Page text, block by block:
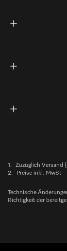
1.
Zuzüglich Versand
2.
Preise inkl. MwSt
Technische
Richtigkeit der